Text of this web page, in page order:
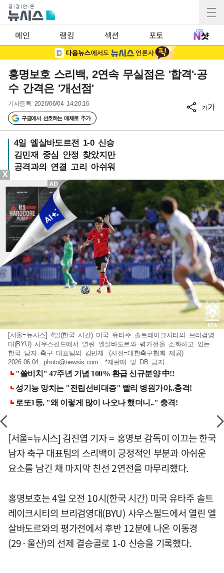
메인 랭킹 섹션 포토
홍명보호 스리백, 2연속 무실점은 '합격'·공
수 간격은 '개선점'
기사등록 2026/06/04 14:20:16
구글에서 선호하는 매체로 추가
가가
4일 엘살바도르전 1-0 신승
김민재 중심 안정 찾았지만
공격과의 연결 고리 아쉬워
[서울=뉴시스] 4일(한국 시간) 미국 유타주 솔트레이크시티의 브리검영
대(BYU) 사우스필드에서 열린 엘살바도르와 평가전을 소화하고 있는
한국 남자 축구 대표팀의 김민재. (사진=대한축구협회 제공)
2026.06.04.photo@newsis.com *재판매 및 DB 금지
[서울=뉴시스] 김진엽 기자 = 홍명보 감독이 이끄는 한국
남자 축구 대표팀의 스리백이 긍정적인 부분과 아쉬운
요소를 남긴 채 마지막 친선 2연전을 마무리했다.
홍명보호는 4일 오전 10시(한국 시간) 미국 유타주 솔트
레이크시티의 브리검영대(BYU) 사우스필드에서 열린 엘
살바도르와의 평가전에서 후반 12분에 나온 이동경
(29·울산)의 선제 결승골로 1-0 신승을 기록했다.
X